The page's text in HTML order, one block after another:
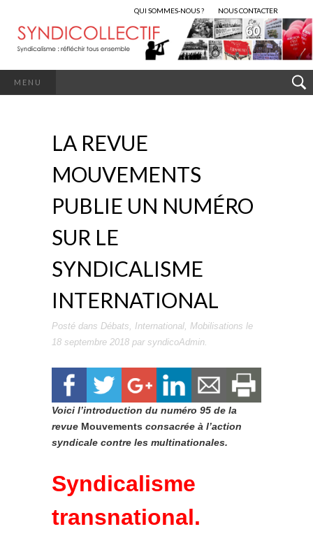
QUI SOMMES-NOUS ? NOUS CONTACTER
MENU
LA REVUE
MOUVEMENTS
PUBLIE UN NUMÉRO
SUR LE
SYNDICALISME
INTERNATIONAL
Posté dans Débats, International, Mobilisations le
18 septembre 2018 par syndicoAdmin.
Voici l’introduction du numéro 95 de la
revue Mouvements consacrée à l’action
syndicale contre les multinationales.
Syndicalisme
transnational.